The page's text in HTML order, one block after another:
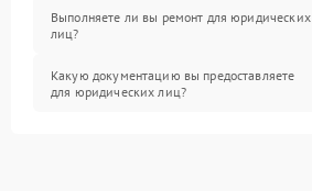
Выполняете ли вы ремонт для юридических
лиц?
Какую документацию вы предоставляете
для юридических лиц?